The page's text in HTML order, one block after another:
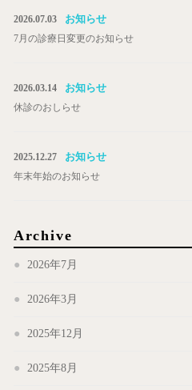
2026.07.03 お知らせ
7月の診療日変更のお知らせ
2026.03.14 お知らせ
休診のおしらせ
2025.12.27 お知らせ
年末年始のお知らせ
Archive
2026年7月
2026年3月
2025年12月
2025年8月